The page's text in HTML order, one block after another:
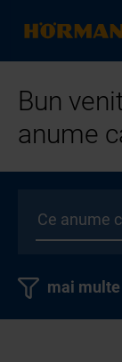
Bun
anume
mai